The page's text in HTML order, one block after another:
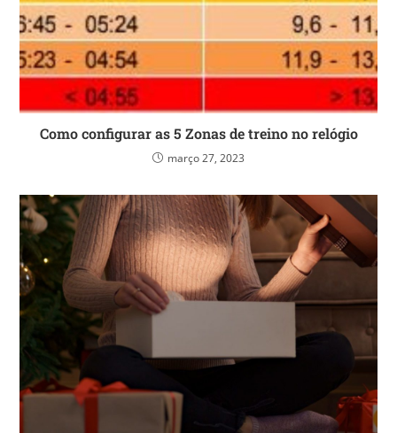
Como configurar as 5 Zonas de treino no relógio
março 27, 2023